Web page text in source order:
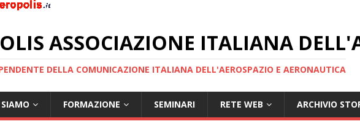
ASSOCIAZIONE ITALIANA
DELLA COMUNICAZIONE ITALIANA DELL'AEROSPAZIO E AERONAUTICA
FORMAZIONE SEMINARI RETE WEB ARCHIVIO